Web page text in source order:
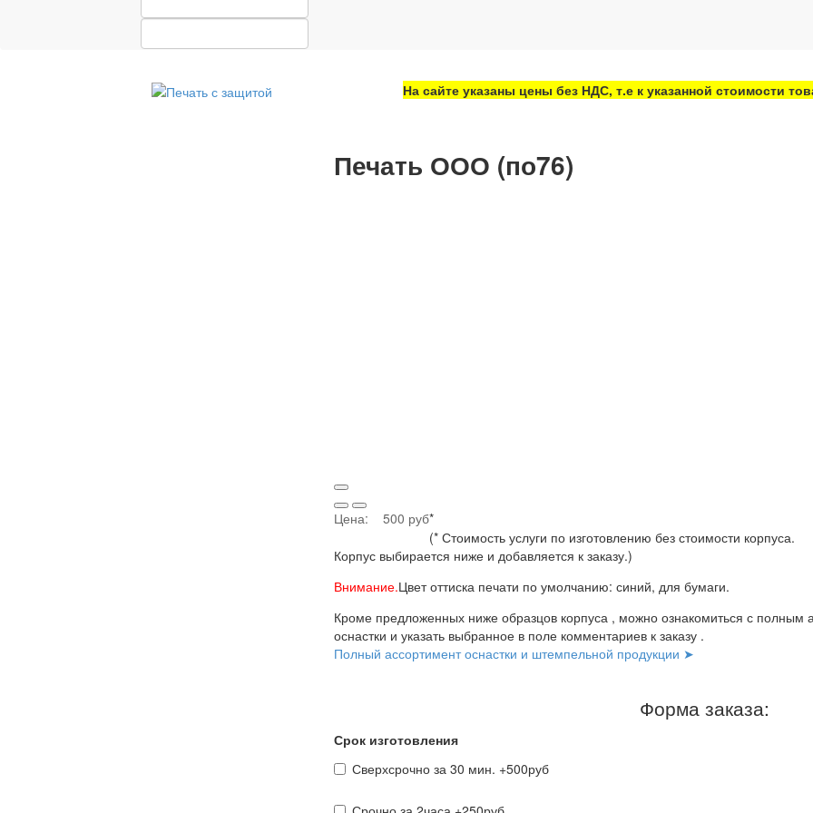
На сайте указаны цены без НДС, т.е к указанной стоимости
Печать ООО (по76)
Цена: 500 руб*
(* Стоимость услуги по изготовлению без стоимости корпуса.
Корпус выбирается ниже и добавляется к заказу.)
Внимание.Цвет оттиска печати по умолчанию: синий, для бумаги.
Кроме предложенных ниже образцов корпуса , можно ознакомиться с полным
оснастки и указать выбранное в поле комментариев к заказу .
Полный ассортимент оснастки и штемпельной продукции ➤
Форма заказа:
Срок изготовления
Сверхсрочно за 30 мин. +500руб